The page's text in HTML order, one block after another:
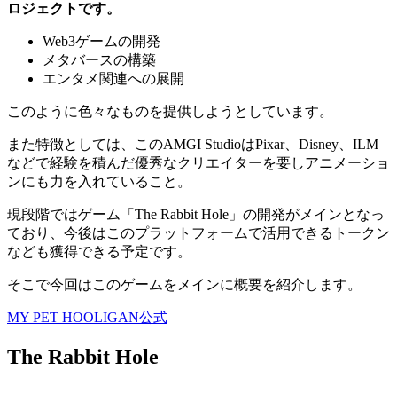
ロジェクトです。
Web3ゲームの開発
メタバースの構築
エンタメ関連への展開
このように色々なものを提供しようとしています。
また特徴としては、このAMGI StudioはPixar、Disney、ILM
などで経験を積んだ優秀なクリエイターを要しアニメーショ
ンにも力を入れていること。
現段階ではゲーム「The Rabbit Hole」の開発がメインとなっ
ており、今後はこのプラットフォームで活用できるトークン
なども獲得できる予定です。
そこで今回はこのゲームをメインに概要を紹介します。
MY PET HOOLIGAN公式
The Rabbit Hole